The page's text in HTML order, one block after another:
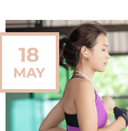
18
MAY